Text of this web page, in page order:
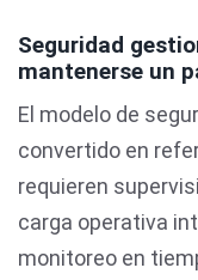
Seguridad
mantenerse un
El modelo de
convertido en
requieren
carga operativa
monitoreo en